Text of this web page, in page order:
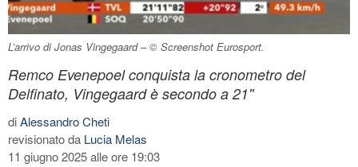
L’arrivo di Jonas Vingegaard – © Screenshot Eurosport.
Remco Evenepoel conquista la cronometro del
Delfinato, Vingegaard è secondo a 21''
diAlessandro Cheti
revisionato da Lucia Melas
11 giugno 2025 alle ore 19:03